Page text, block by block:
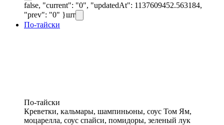
false, "current": "0", "updatedAt": 1137609452.563184,
"prev": "0" }шт
По-тайски
По-тайски
Креветки, кальмары, шампиньоны, соус Том Ям,
моцарелла, соус спайси, помидоры, зеленый лук